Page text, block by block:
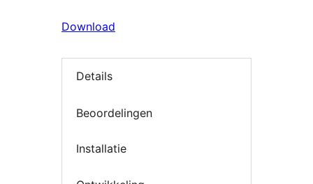
Download
Details
Beoordelingen
Installatie